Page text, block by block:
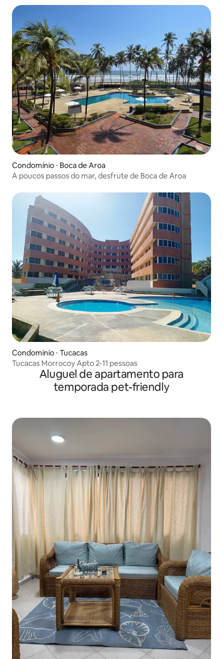
Condomínio ⋅ Boca de Aroa
A poucos passos do mar, desfrute de Boca de Aroa
Condomínio ⋅ Tucacas
Tucacas Morrocoy Apto 2-11 pessoas
Aluguel de apartamento para
temporada pet-friendly